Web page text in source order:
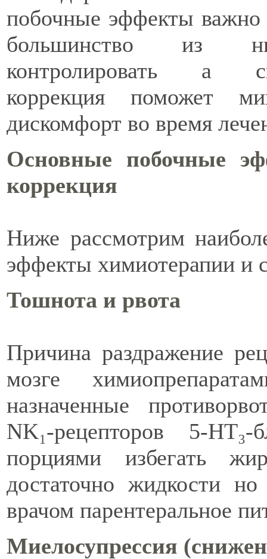
побочные эффекты важно
большинство из
контролировать а
коррекция поможет
дискомфорт во время
Основные побочные
коррекция
Ниже рассмотрим
эффекты химиотерапии и
Тошнота и рвота
Причина раздражение
мозге
назначенные
NK₁-рецепторов
порциями избегать
достаточно жидкости
врачом парентеральное
Миелосупрессия